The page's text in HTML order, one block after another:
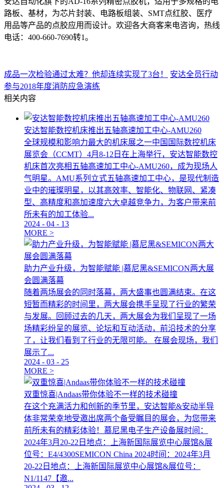
路板、基材，为芯片封装、电路板组装、SMT点红胶、医疗
用品等产品的点胶应用而设计。欢迎各大商客来电咨询，热线
电话：400-660-7690转1。
成品一次检验通过太难？他却连续实现了3台！
安达全员行动
参与2018年度消防应急演练
相关内容
安达智能数控机床推出五轴高速加工中心-AMU260
全球规模和影响力最大的机床展之一中国国际数控机床
展览会（CCMT）4月8-12日在上海举行，安达智能数控
机床首次亮相五轴高速加工中心-AMU260，成为现场人
气明星。AMU系列立式五轴高速加工中心，是现代制造
业中的璀璨明星，以其高效率、智能化、物联网、紧凑
型、高精度和高加速度六大卓越竞争力，为客户带来前
所未有的加工体验...
2024 - 04 - 13
MORE >
助力产业升级，为智能赋能 |慕尼黑&SEMICON两大展
会圆满落幕
随着两场展会的同时落幕，两大盛事也圆满结束。在这
短暂而精彩的时间里，两大展会携手呈现了行业的繁荣
与发展。回顾过去的几天，两大展会为我们呈现了一场
场精彩纷呈的展览、论坛和互动活动，前沿技术的分享
了，让我们看到了行业的无限可能。 在展会现场，我们
展示了...
2024 - 03 - 25
MORE >
双重惊喜|Andaas带你体验不一样的技术碰撞
在这个充满活力和创新的季节里，安达智能&安动半导
体非常荣幸地受邀出席两个备受瞩目的展会，为您带来
前所未有的精彩体验！慕尼黑电子生产设备展时间：
2024年3月20-22日地点：上海新国际展览中心展馆&展
位号：E4/4300SEMICON China 2024时间：2024年3月
20-22日地点：上海新国际展览中心展馆&展位号：
N1/1147【邀...